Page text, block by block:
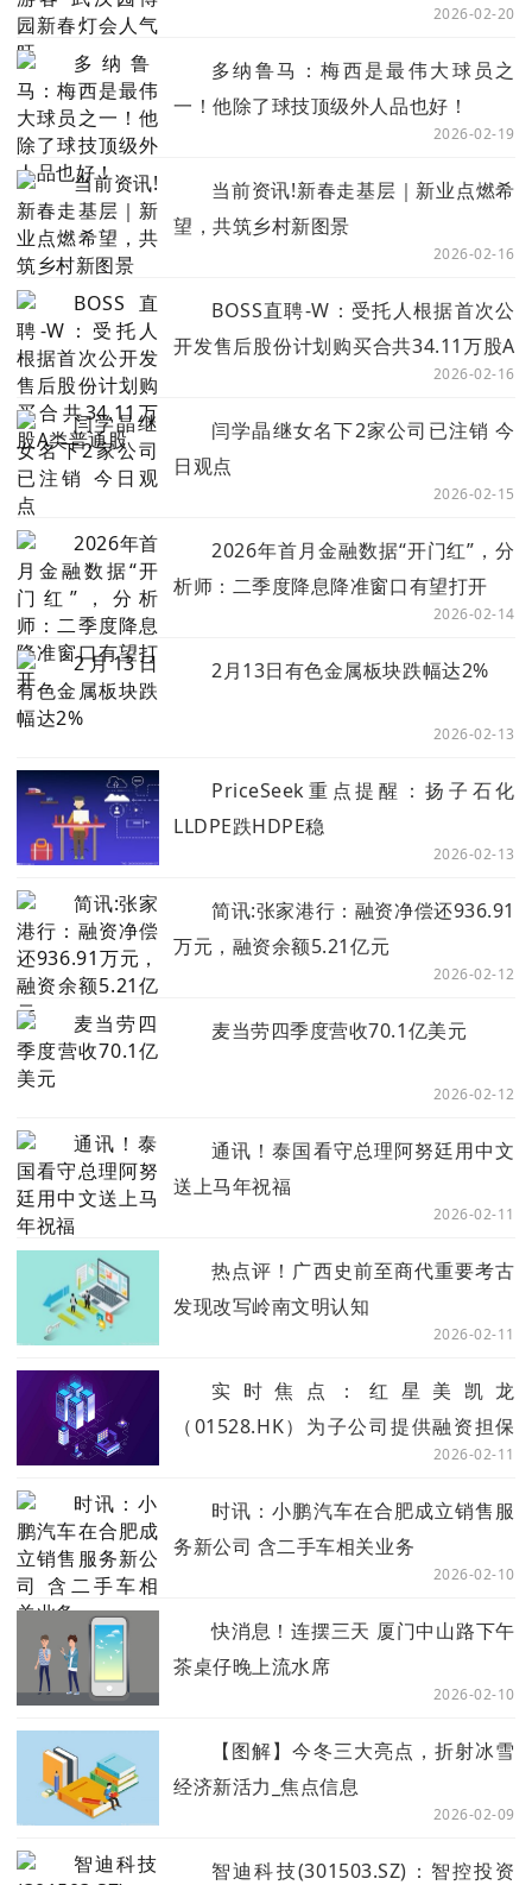
2026-02-20
多纳鲁马：梅西是最伟大球员之
一！他除了球技顶级外人品也好！
2026-02-19
当前资讯!新春走基层｜新业点燃希
望，共筑乡村新图景
2026-02-16
BOSS直聘-W：受托人根据首次公
开发售后股份计划购买合共34.11万股A
2026-02-16
闫学晶继女名下2家公司已注销 今
日观点
2026-02-15
2026年首月金融数据“开门红”，分
析师：二季度降息降准窗口有望打开
2026-02-14
2月13日有色金属板块跌幅达2%
2026-02-13
PriceSeek重点提醒：扬子石化
LLDPE跌HDPE稳
2026-02-13
简讯:张家港行：融资净偿还936.91
万元，融资余额5.21亿元
2026-02-12
麦当劳四季度营收70.1亿美元
2026-02-12
通讯！泰国看守总理阿努廷用中文
送上马年祝福
2026-02-11
热点评！广西史前至商代重要考古
发现改写岭南文明认知
2026-02-11
实时焦点：红星美凯龙
（01528.HK）为子公司提供融资担保
2026-02-11
时讯：小鹏汽车在合肥成立销售服
务新公司 含二手车相关业务
2026-02-10
快消息！连摆三天 厦门中山路下午
茶桌仔晚上流水席
2026-02-10
【图解】今冬三大亮点，折射冰雪
经济新活力_焦点信息
2026-02-09
智迪科技(301503.SZ)：智控投资